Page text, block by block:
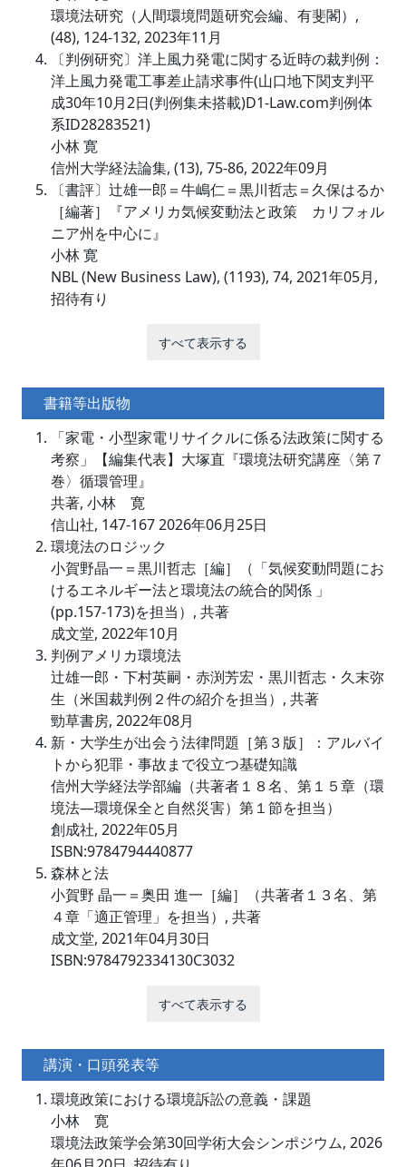
環境法研究（人間環境問題研究会編、有斐閣）,
(48), 124-132, 2023年11月
〔判例研究〕洋上風力発電に関する近時の裁判例：
洋上風力発電工事差止請求事件(山口地下関支判平
成30年10月2日(判例集未搭載)D1-Law.com判例体
系ID28283521)
小林 寛
信州大学経法論集, (13), 75-86, 2022年09月
〔書評〕辻雄一郎＝牛嶋仁＝黒川哲志＝久保はるか
［編著］『アメリカ気候変動法と政策 カリフォル
ニア州を中心に』
小林 寛
NBL (New Business Law), (1193), 74, 2021年05月,
招待有り
すべて表示する
書籍等出版物
「家電・小型家電リサイクルに係る法政策に関する
考察」【編集代表】大塚直『環境法研究講座〈第７
巻〉循環管理』
共著, 小林 寛
信山社, 147-167 2026年06月25日
環境法のロジック
小賀野晶一＝黒川哲志［編］（「気候変動問題にお
けるエネルギー法と環境法の統合的関係 」
(pp.157-173)を担当）, 共著
成文堂, 2022年10月
判例アメリカ環境法
辻雄一郎・下村英嗣・赤渕芳宏・黒川哲志・久末弥
生（米国裁判例２件の紹介を担当）, 共著
勁草書房, 2022年08月
新・大学生が出会う法律問題［第３版］：アルバイ
トから犯罪・事故まで役立つ基礎知識
信州大学経法学部編（共著者１８名、第１５章（環
境法―環境保全と自然災害）第１節を担当）
創成社, 2022年05月
ISBN:9784794440877
森林と法
小賀野 晶一＝奥田 進一［編］（共著者１３名、第
４章「適正管理」を担当）, 共著
成文堂, 2021年04月30日
ISBN:9784792334130C3032
すべて表示する
講演・口頭発表等
環境政策における環境訴訟の意義・課題
小林 寛
環境法政策学会第30回学術大会シンポジウム, 2026